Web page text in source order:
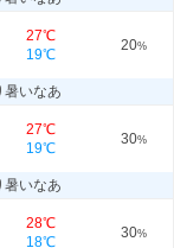
27℃
19℃
20%
暑いなあ
27℃
19℃
30%
暑いなあ
28℃
18℃
30%